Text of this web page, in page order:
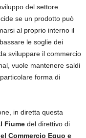
del settore.
se un prodotto può
al proprio interno il
le soglie dei
sviluppare il commercio
vuole mantenere saldi
forma di
in diretta questa
Fiume del direttivo di
Commercio Equo e